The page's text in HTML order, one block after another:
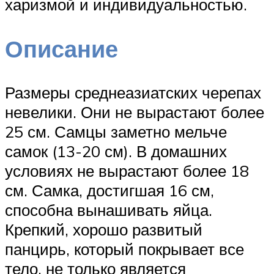
харизмой и индивидуальностью.
Описание
Размеры среднеазиатских черепах
невелики. Они не вырастают более
25 см. Самцы заметно мельче
самок (13-20 см). В домашних
условиях не вырастают более 18
см. Самка, достигшая 16 см,
способна вынашивать яйца.
Крепкий, хорошо развитый
панцирь, который покрывает все
тело, не только является